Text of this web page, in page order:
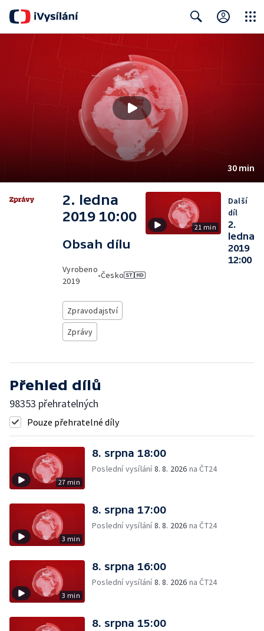
30 min
2. ledna
2019 10:00
Obsah dílu
Vyrobeno
2019
•Česko
Zpravodajství
Zprávy
21 min
Další
díl
2.
ledna
2019
12:00
Přehled dílů
98353 přehratelných
Pouze přehratelné díly
27 min
8. srpna 18:00
Poslední vysílání8. 8. 2026 na ČT24
3 min
8. srpna 17:00
Poslední vysílání8. 8. 2026 na ČT24
3 min
8. srpna 16:00
Poslední vysílání8. 8. 2026 na ČT24
8. srpna 15:00